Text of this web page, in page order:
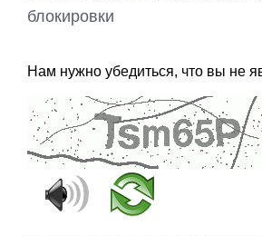
блокировки
Нам нужно убедиться, что вы не